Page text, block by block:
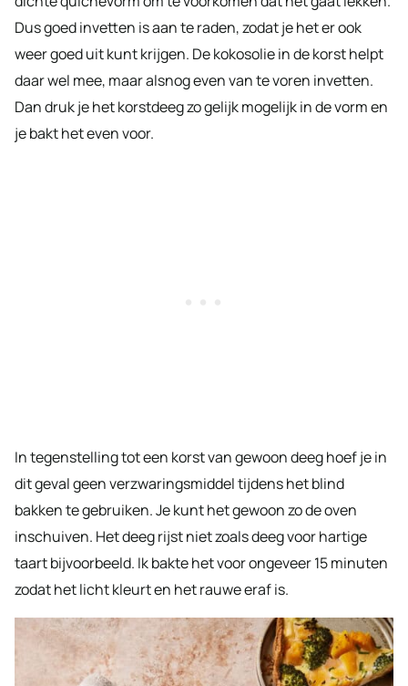
Dus goed invetten is aan te raden, zodat je het er ook
weer goed uit kunt krijgen. De kokosolie in de korst helpt
daar wel mee, maar alsnog even van te voren invetten.
Dan druk je het korstdeeg zo gelijk mogelijk in de vorm en
je bakt het even voor.
In tegenstelling tot een korst van gewoon deeg hoef je in
dit geval geen verzwaringsmiddel tijdens het blind
bakken te gebruiken. Je kunt het gewoon zo de oven
inschuiven. Het deeg rijst niet zoals deeg voor hartige
taart bijvoorbeeld. Ik bakte het voor ongeveer 15 minuten
zodat het licht kleurt en het rauwe eraf is.